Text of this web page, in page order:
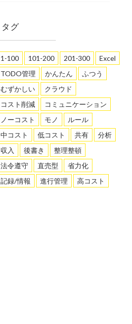
タグ
1-100 101-200 201-300
Excel
TODO管理
かんたん
ふつう
むずかしい
クラウド
コスト削減
コミュニケーション
ノーコスト
モノ
ルール
中コスト
低コスト 共有
分析
収入
後書き
整理整頓
法令遵守
直売型
省力化
記録/情報
進行管理 高コスト